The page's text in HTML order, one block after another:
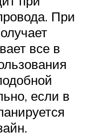
При
все в
если в